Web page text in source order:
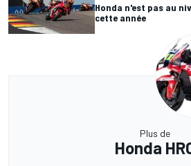
Honda n'est pas au
cette année
Plus de
Honda